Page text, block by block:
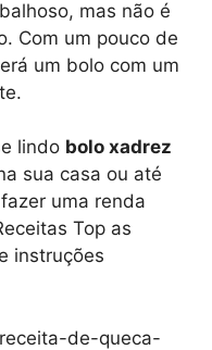
mas não é
Com um pouco de
um bolo com um
lindo bolo xadrez
sua casa ou até
uma renda
Top as
instruções
de-queca-